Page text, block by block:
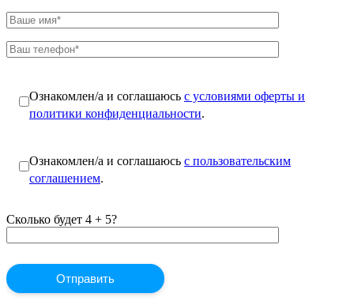
Ознакомлен/а и соглашаюсь с условиями оферты и
политики конфиденциальности.
Ознакомлен/а и соглашаюсь с пользовательским
соглашением.
Сколько будет 4 + 5?